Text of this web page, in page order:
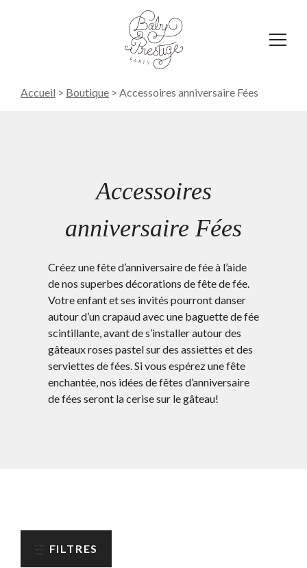
Accueil > Boutique > Accessoires anniversaire Fées
Accessoires
anniversaire Fées
Créez une fête d’anniversaire de fée à l’aide
de nos superbes décorations de fête de fée.
Votre enfant et ses invités pourront danser
autour d’un crapaud avec une baguette de fée
scintillante, avant de s’installer autour des
gâteaux roses pastel sur des assiettes et des
serviettes de fées. Si vous espérez une fête
enchantée, nos idées de fêtes d’anniversaire
de fées seront la cerise sur le gâteau!
FILTRES